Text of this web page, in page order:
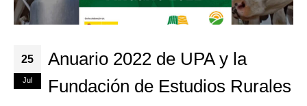
25
Jul
Anuario 2022 de UPA y la
Fundación de Estudios Rurales